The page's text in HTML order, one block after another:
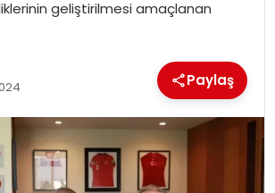
geliştirilmesi amaçlanan
Paylaş